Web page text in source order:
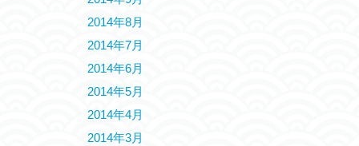
2014年8月
2014年7月
2014年6月
2014年5月
2014年4月
2014年3月